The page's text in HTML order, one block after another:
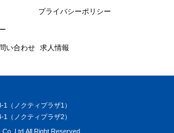
プライバシーポリシー
い合わせ 求人情報
（ノクティプラザ1）
（ノクティプラザ2）
Right Reserved.